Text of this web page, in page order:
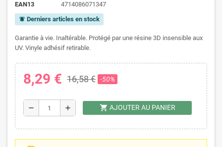
EAN13
4714086071347
notifications_active Derniers articles en stock
Garantie à vie. Inaltérable. Protégé par une résine 3D insensible aux
UV. Vinyle adhésif retirable.
8,29 € 16,58 € -50%
remove add shopping_cart AJOUTER AU PANIER